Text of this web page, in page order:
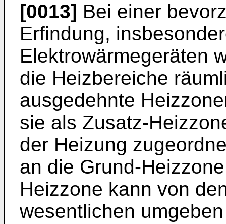
[0013] Bei einer
Erfindung,
Elektrowärmegeräten
die Heizbereiche
ausgedehnte
sie als Zusatz-
der Heizung
an die Grund-
Heizzone kann von
wesentlichen